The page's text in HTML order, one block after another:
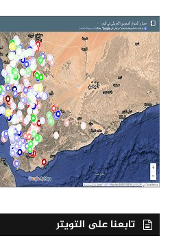
تابعنا على التويتر